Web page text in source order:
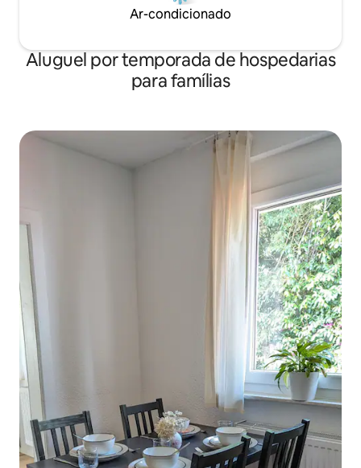
Ar-condicionado
Aluguel por temporada de hospedarias
para famílias